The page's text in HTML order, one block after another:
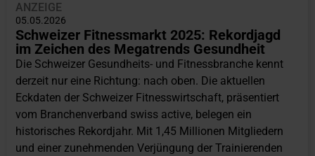
ANZEIGE
05.05.2026
Schweizer Fitnessmarkt 2025: Rekordjagd
im Zeichen des Megatrends Gesundheit
Die Schweizer Gesundheits- und Fitnessbranche kennt
derzeit nur eine Richtung: nach oben. Die aktuellen
Eckdaten der Schweizer Fitnesswirtschaft, präsentiert
vom Branchenverband swiss active, belegen ein
historisches Rekordjahr. Mit 1,45 Millionen Mitgliedern
und einer zunehmenden Verjüngung der Trainierenden